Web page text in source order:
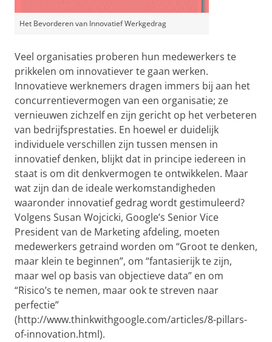
Het Bevorderen van Innovatief Werkgedrag
Veel organisaties proberen hun medewerkers te
prikkelen om innovatiever te gaan werken.
Innovatieve werknemers dragen immers bij aan het
concurrentievermogen van een organisatie; ze
vernieuwen zichzelf en zijn gericht op het verbeteren
van bedrijfsprestaties. En hoewel er duidelijk
individuele verschillen zijn tussen mensen in
innovatief denken, blijkt dat in principe iedereen in
staat is om dit denkvermogen te ontwikkelen. Maar
wat zijn dan de ideale werkomstandigheden
waaronder innovatief gedrag wordt gestimuleerd?
Volgens Susan Wojcicki, Google’s Senior Vice
President van de Marketing afdeling, moeten
medewerkers getraind worden om “Groot te denken,
maar klein te beginnen”, om “fantasierijk te zijn,
maar wel op basis van objectieve data” en om
“Risico’s te nemen, maar ook te streven naar
perfectie”
(http://www.thinkwithgoogle.com/articles/8-pillars-
of-innovation.html).